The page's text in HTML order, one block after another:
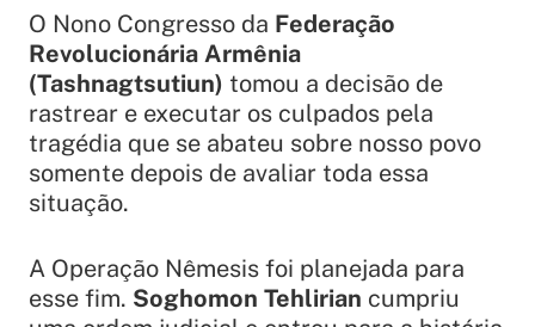
O Nono Congresso da Federação
Revolucionária Armênia
(Tashnagtsutiun) tomou a decisão de
rastrear e executar os culpados pela
tragédia que se abateu sobre nosso povo
somente depois de avaliar toda essa
situação.
A Operação Nêmesis foi planejada para
esse fim. Soghomon Tehlirian cumpriu